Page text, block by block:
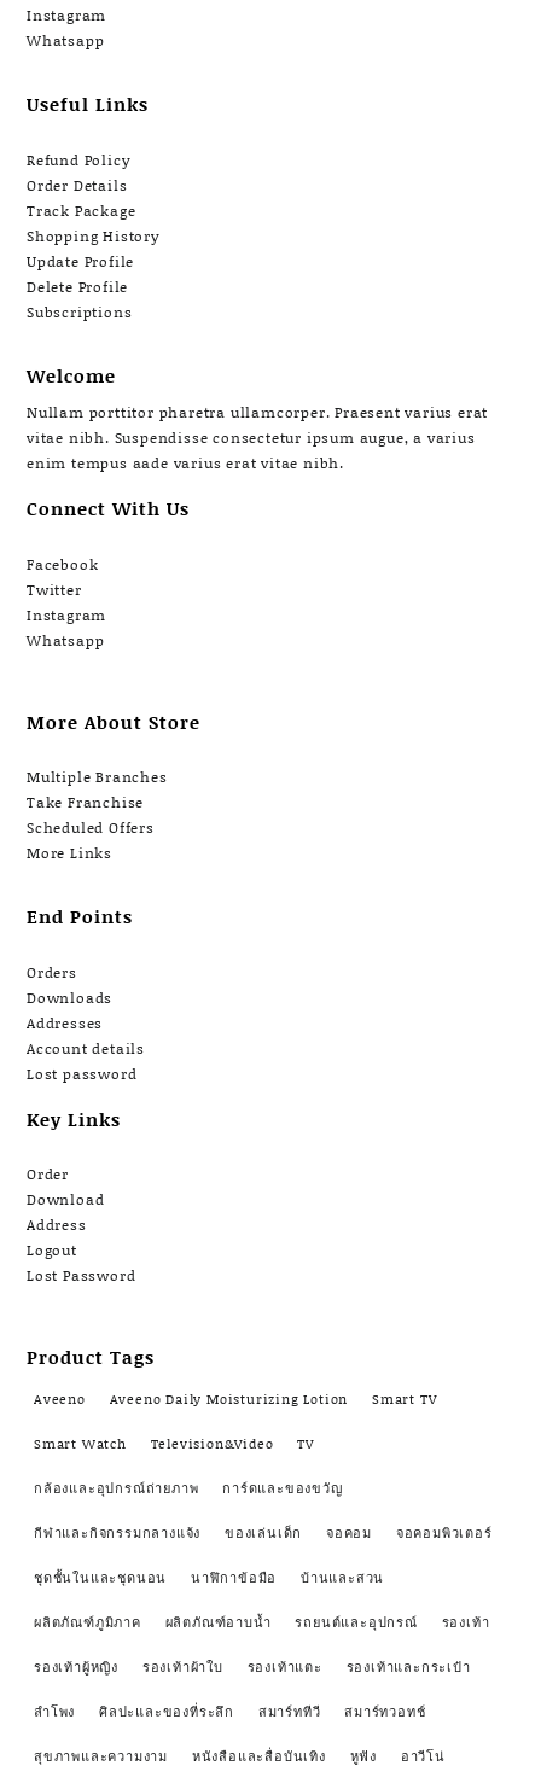
Instagram
Whatsapp
Useful Links
Refund Policy
Order Details
Track Package
Shopping History
Update Profile
Delete Profile
Subscriptions
Welcome
Nullam porttitor pharetra ullamcorper. Praesent varius erat
vitae nibh. Suspendisse consectetur ipsum augue, a varius
enim tempus aade varius erat vitae nibh.
Connect With Us
Facebook
Twitter
Instagram
Whatsapp
More About Store
Multiple Branches
Take Franchise
Scheduled Offers
More Links
End Points
Orders
Downloads
Addresses
Account details
Lost password
Key Links
Order
Download
Address
Logout
Lost Password
Product Tags
Aveeno Aveeno Daily Moisturizing Lotion Smart TV
Smart Watch Television&Video TV
กล้องและอุปกรณ์ถ่ายภาพ การ์ดและของขวัญ
กีฬาและกิจกรรมกลางแจ้ง ของเล่นเด็ก จอคอม จอคอมพิวเตอร์
ชุดชั้นในและชุดนอน นาฬิกาข้อมือ บ้านและสวน
ผลิตภัณฑ์ภูมิภาค ผลิตภัณฑ์อาบน้ำ รถยนต์และอุปกรณ์ รองเท้า
รองเท้าผู้หญิง รองเท้าผ้าใบ รองเท้าแตะ รองเท้าและกระเป๋า
ลำโพง ศิลปะและของที่ระลึก สมาร์ททีวี สมาร์ทวอทช์
สุขภาพและความงาม หนังสือและสื่อบันเทิง หูฟัง อาวีโน่